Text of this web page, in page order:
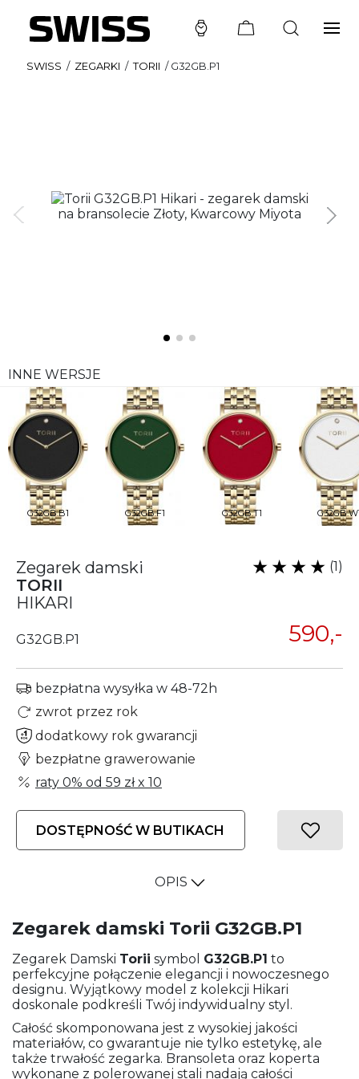
SWISS / ZEGARKI / TORII /G32GB.P1
INNE WERSJE
G32GB.B1 G32GB.F1 G32GB.T1
Zegarek damski
TORII
HIKARI
(1)
G32GB.P1 590,-
bezpłatna wysyłka w 48-72h
zwrot przez rok
dodatkowy rok gwarancji
bezpłatne grawerowanie
raty 0% od 59 złx 10
DOSTĘPNOŚĆ W BUTIKACH
OPIS
Zegarek damski Torii G32GB.P1
Zegarek Damski Torii symbol G32GB.P1 to
perfekcyjne połączenie elegancji i nowoczesnego
designu. Wyjątkowy model z kolekcji Hikari
doskonale podkreśli Twój indywidualny styl.
Całość skomponowana jest z wysokiej jakości
materiałów, co gwarantuje nie tylko estetykę, ale
także trwałość zegarka. Bransoleta oraz koperta
wykonane z polerowanej stali nadają całości